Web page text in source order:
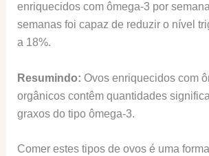
enriquecidos com ômega-3 por
semanas foi capaz de reduzir o nível
a 18%.
Resumindo: Ovos enriquecidos com
orgânicos contêm quantidades
graxos do tipo ômega-3.
Comer estes tipos de ovos é uma